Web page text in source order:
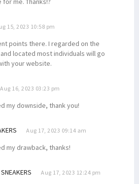
15, 2023 10:58 pm
points there. I regarded on the
located most individuals will go
your website.
Aug 16, 2023 03:23 pm
my downside, thank you!
Aug 17, 2023 09:14 am
my drawback, thanks!
Aug 17, 2023 12:24 pm